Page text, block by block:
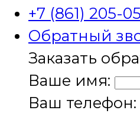
+7 (861) 205-
Обратный
Заказать
Ваше имя:
Ваш телефон: